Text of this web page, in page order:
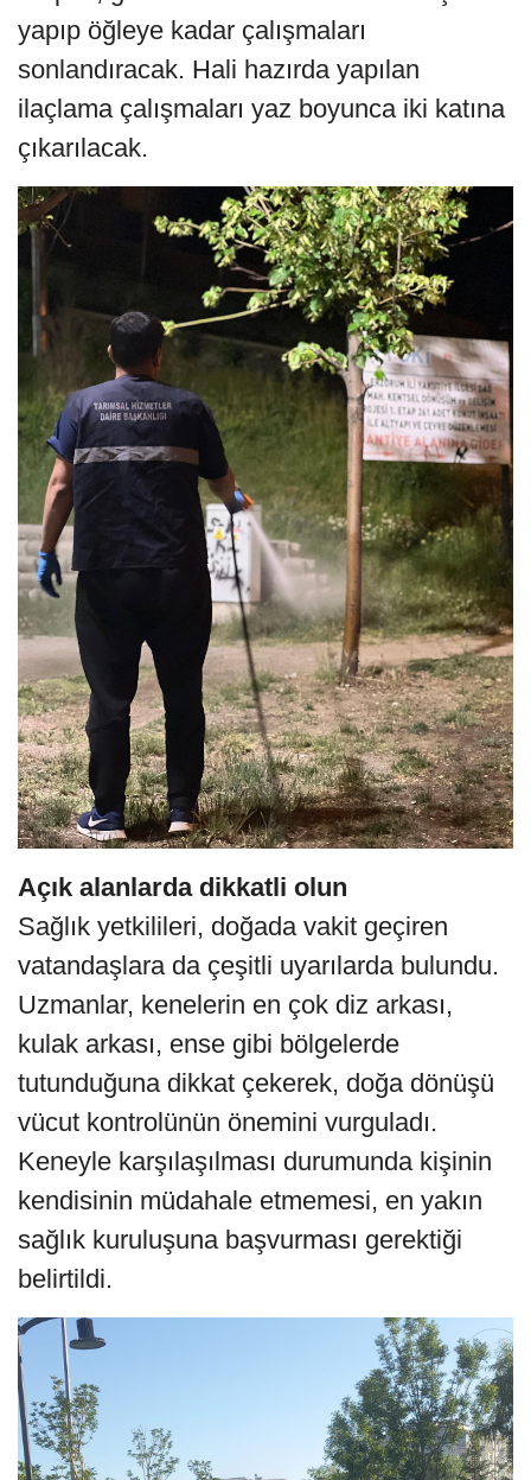
yapıp öğleye kadar çalışmaları
sonlandıracak. Hali hazırda yapılan
ilaçlama çalışmaları yaz boyunca iki katına
çıkarılacak.
Açık alanlarda dikkatli olun
Sağlık yetkilileri, doğada vakit geçiren
vatandaşlara da çeşitli uyarılarda bulundu.
Uzmanlar, kenelerin en çok diz arkası,
kulak arkası, ense gibi bölgelerde
tutunduğuna dikkat çekerek, doğa dönüşü
vücut kontrolünün önemini vurguladı.
Keneyle karşılaşılması durumunda kişinin
kendisinin müdahale etmemesi, en yakın
sağlık kuruluşuna başvurması gerektiği
belirtildi.